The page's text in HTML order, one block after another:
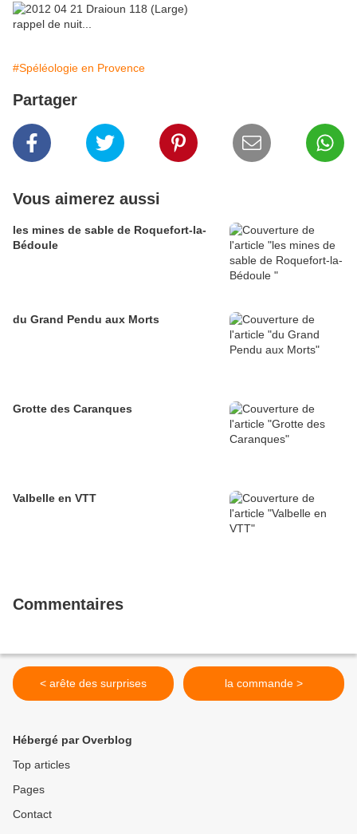
rappel de nuit...
#Spéléologie en Provence
Partager
Vous aimerez aussi
les mines de sable de Roquefort-la-
Bédoule
du Grand Pendu aux Morts
Grotte des Caranques
Valbelle en VTT
Commentaires
< arête des surprises la commande >
Hébergé par Overblog
Top articles
Pages
Contact